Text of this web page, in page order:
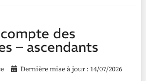
des
– ascendants
Dernière mise à jour : 14/07/2026